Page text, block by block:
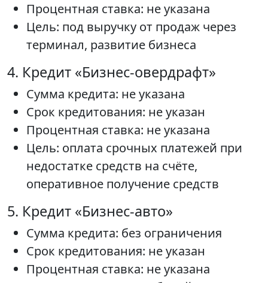
Процентная ставка: не указана
Цель: под выручку от продаж через
терминал, развитие бизнеса
4. Кредит «Бизнес-овердрафт»
Сумма кредита: не указана
Срок кредитования: не указан
Процентная ставка: не указана
Цель: оплата срочных платежей при
недостатке средств на счёте,
оперативное получение средств
5. Кредит «Бизнес-авто»
Сумма кредита: без ограничения
Срок кредитования: не указан
Процентная ставка: не указана